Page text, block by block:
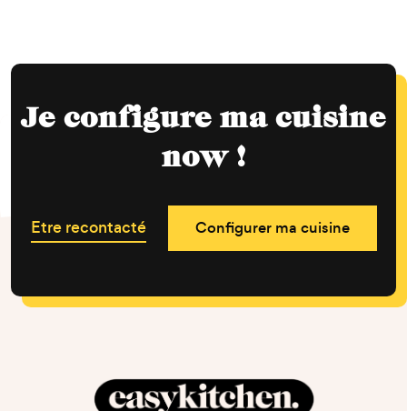
Je configure ma cuisine
now !
Etre recontacté Configurer ma cuisine